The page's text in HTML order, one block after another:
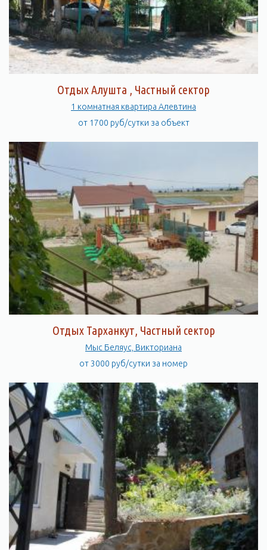
Отдых Алушта , Частный сектор
1 комнатная квартира Алевтина
от 1700 руб/сутки за объект
Отдых Тарханкут, Частный сектор
Мыс Беляус, Викториана
от 3000 руб/сутки за номер